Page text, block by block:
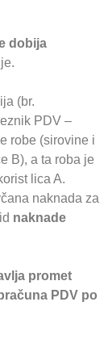
dobija
(br.
PDV –
robe (sirovine i
B), a ta roba je
lica A.
naknada za
naknade
promet
PDV po